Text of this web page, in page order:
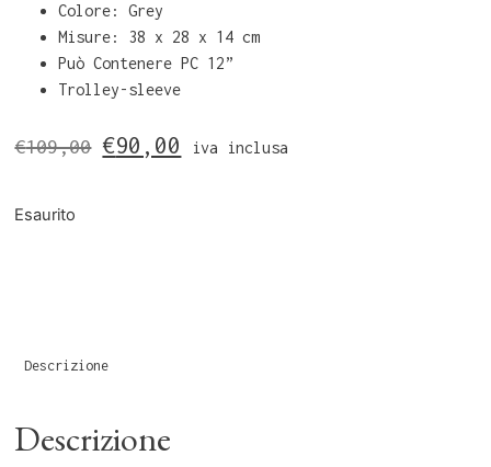
Colore: Grey
Misure: 38 x 28 x 14 cm
Può Contenere PC 12”
Trolley-sleeve
€109,00 €90,00 iva inclusa
Esaurito
Descrizione
Descrizione